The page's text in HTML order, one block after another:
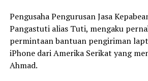
Pengusaha Pengurusan Jasa
Pangastuti alias Tuti, mengaku
permintaan bantuan pengiriman
iPhone dari Amerika Serikat yang
Ahmad.